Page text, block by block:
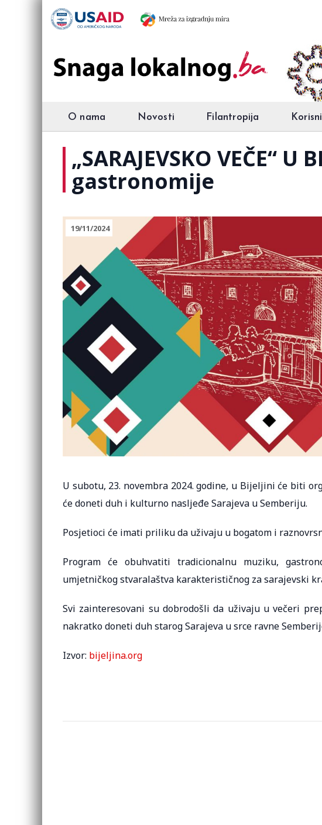
O nama Novosti Filantropija
„SARAJEVSKO VEČE“
gastronomije
19/11/2024
U subotu, 23. novembra 2024. godine, u Bijeljini će biti
će doneti duh i kulturno nasljeđe Sarajeva u Semberiju.
Posjetioci će imati priliku da uživaju u bogatom i
Program će obuhvatiti tradicionalnu muziku,
umjetničkog stvaralaštva karakterističnog za sarajevski
Svi zainteresovani su dobrodošli da uživaju u večeri
nakratko doneti duh starog Sarajeva u srce ravne
Izvor: bijeljina.org